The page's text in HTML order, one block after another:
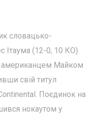
словацько-
Ітаума (12-0, 10 КО)
американцем Майком
свій титул
Поєдинок на
нокаутом у